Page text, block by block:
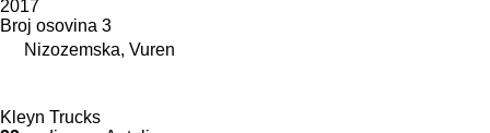
2017
Broj osovina 3
Nizozemska, Vuren
Kleyn Trucks